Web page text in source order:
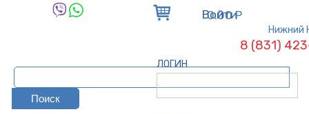
Нижний
8 (831)
Войти
ЛОГИН
0.00 Р